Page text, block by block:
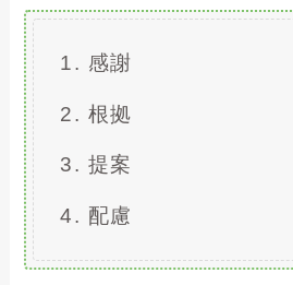
感謝
根拠
提案
配慮